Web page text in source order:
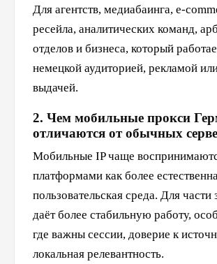
Для агентств, медиабаинга, e-
ресейла, аналитических команд,
отделов и бизнеса, который
немецкой аудиторией, рекламой
выдачей.
2. Чем мобильные прокси
отличаются от обычных
Мобильные IP чаще
платформами как более
пользовательская среда. Для части
даёт более стабильную работу,
где важны сессии, доверие к
локальная релевантность.